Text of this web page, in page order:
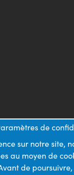
de
sur notre site,
au moyen de
de